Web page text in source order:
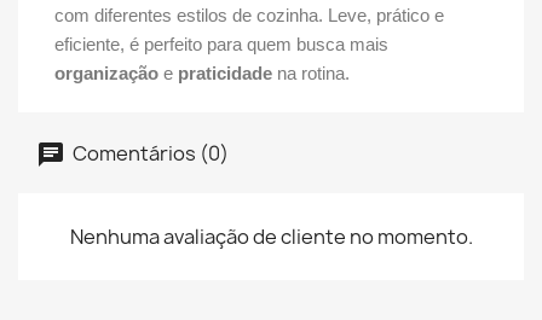
com diferentes estilos de cozinha. Leve, prático e
eficiente, é perfeito para quem busca mais
organização e praticidade na rotina.
Comentários (0)
Nenhuma avaliação de cliente no momento.